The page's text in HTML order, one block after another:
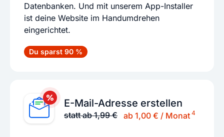
Datenbanken. Und mit unserem App-Installer
ist deine Website im Handumdrehen
eingerichtet.
Du sparst 90 %
E-Mail-Adresse erstellen
statt ab 1,99 € ab 1,00 € / Monat4